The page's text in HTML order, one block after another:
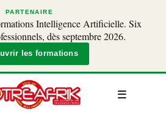
PARTENAIRE
Intelligence Artificielle. Six
dès septembre 2026.
les formations